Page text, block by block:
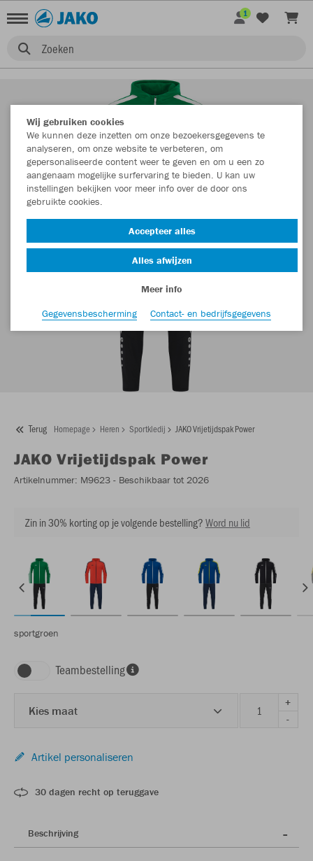
Zoeken
1
Terug Homepage Heren Sportkledij JAKO Vrijetijdspak Power
JAKO Vrijetijdspak Power
Artikelnummer: M9623 - Beschikbaar tot 2026
Zin in 30% korting op je volgende bestelling?Word nu lid
sportgroen
Teambestelling
Kies maat
+
-
Artikel personaliseren
30 dagen recht op teruggave
Beschrijving
Wij gebruiken cookies
We kunnen deze inzetten om onze bezoekersgegevens te
analyseren, om onze website te verbeteren, om
gepersonaliseerde content weer te geven en om u een zo
aangenaam mogelijke surfervaring te bieden. U kan uw
instellingen bekijken voor meer info over de door ons
gebruikte cookies.
Accepteer alles
Alles afwijzen
Meer info
Gegevensbescherming
Contact- en bedrijfsgegevens